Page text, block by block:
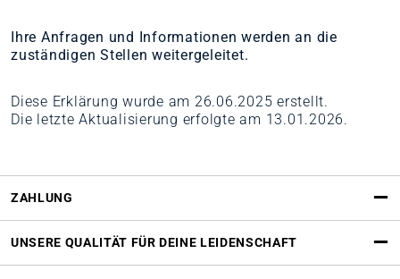
Ihre Anfragen und Informationen werden an die
zuständigen Stellen weitergeleitet.
Diese Erklärung wurde am 26.06.2025 erstellt.
Die letzte Aktualisierung erfolgte am 13.01.2026.
ZAHLUNG
UNSERE QUALITÄT FÜR DEINE LEIDENSCHAFT